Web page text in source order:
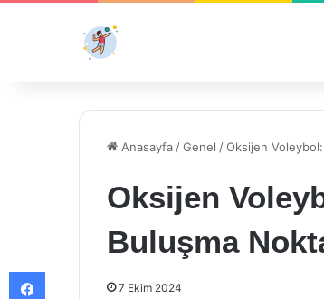
Anasayfa /Genel /Oksijen
Oksijen
Buluşma
7 Ekim 2024
Facebook